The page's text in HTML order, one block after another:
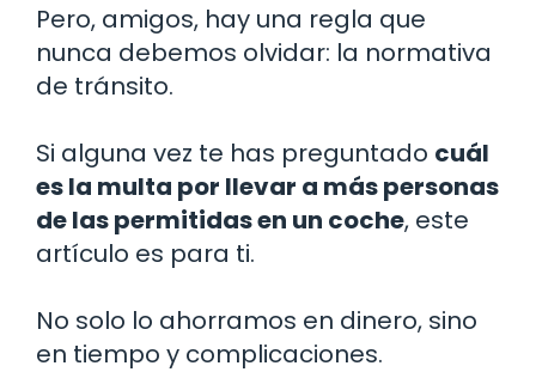
Pero, amigos, hay una regla que
nunca debemos olvidar: la normativa
de tránsito.
Si alguna vez te has preguntado cuál
es la multa por llevar a más personas
de las permitidas en un coche, este
artículo es para ti.
No solo lo ahorramos en dinero, sino
en tiempo y complicaciones.